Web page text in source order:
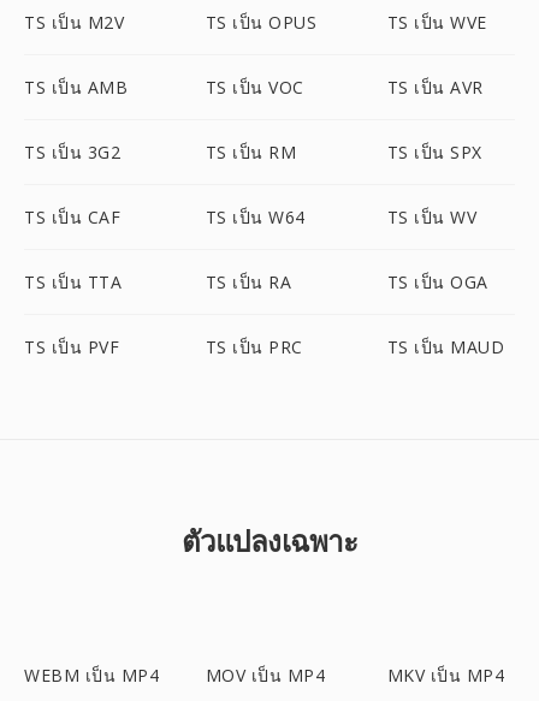
TS เป็น M2V TS เป็น OPUS TS เป็น WVE
TS เป็น AMB TS เป็น VOC TS เป็น AVR
TS เป็น 3G2 TS เป็น RM TS เป็น SPX
TS เป็น CAF TS เป็น W64 TS เป็น WV
TS เป็น TTA TS เป็น RA TS เป็น OGA
TS เป็น PVF TS เป็น PRC TS เป็น MAUD
ตัวแปลงเฉพาะ
WEBM เป็น MP4 MOV เป็น MP4 MKV เป็น MP4